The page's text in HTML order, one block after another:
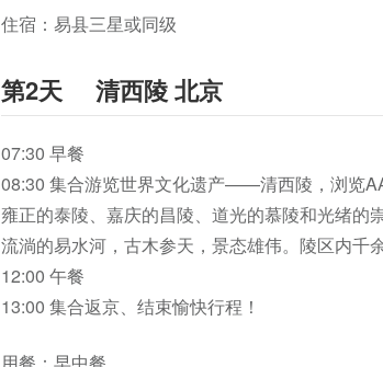
住宿：易县三星或同级
第2天 清西陵 北京
07:30 早餐
08:30 集合游览世界文化遗产——清西陵，浏览
雍正的泰陵、嘉庆的昌陵、道光的慕陵和光绪
流淌的易水河，古木参天，景态雄伟。陵区内千
12:00 午餐
13:00 集合返京、结束愉快行程！